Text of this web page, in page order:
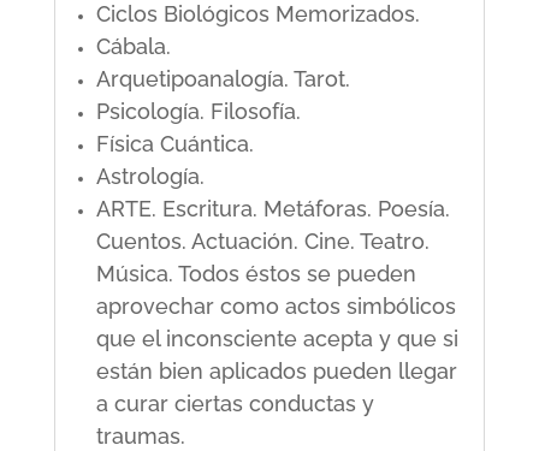
Ciclos Biológicos Memorizados.
Cábala.
Arquetipoanalogía. Tarot.
Psicología. Filosofía.
Física Cuántica.
Astrología.
ARTE. Escritura. Metáforas. Poesía.
Cuentos. Actuación. Cine. Teatro.
Música. Todos éstos se pueden
aprovechar como actos simbólicos
que el inconsciente acepta y que si
están bien aplicados pueden llegar
a curar ciertas conductas y
traumas.